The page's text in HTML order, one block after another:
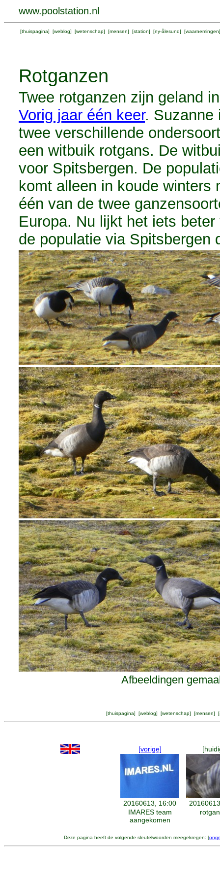
www.poolstation.nl
[thuispagina] [weblog] [wetenschap] [mensen] [station] [ny-ålesund] [waarnemingen
Rotganzen
Twee rotganzen zijn geland
Vorig jaar één keer. Suzanne
twee verschillende
een witbuik rotgans. De
voor Spitsbergen. De
komt alleen in koude winters
één van de twee
Europa. Nu lijkt het iets
de populatie via Spitsbergen
Afbeeldingen
[thuispagina] [weblog] [wetenschap] [mensen] [
[vorige]
20160613, 16:00
IMARES team
aangekomen
Deze pagina heeft de volgende sleutelwoorden meegekregen: [